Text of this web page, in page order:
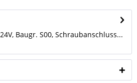
Baugr. S00, Schraubanschluss...